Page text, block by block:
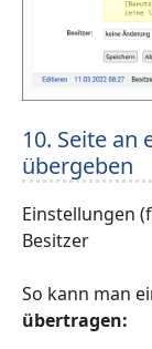
10. Seite an
übergeben
Einstellungen
Besitzer
So kann man
übertragen: